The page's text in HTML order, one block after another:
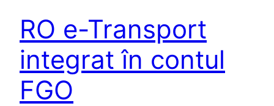
RO e-Transport
integrat în contul
FGO